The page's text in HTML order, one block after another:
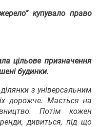
купувало право
цільове призначення
будинки.
з універсальним
дорожче. Мається на
Потім кожен
дивиться, під що